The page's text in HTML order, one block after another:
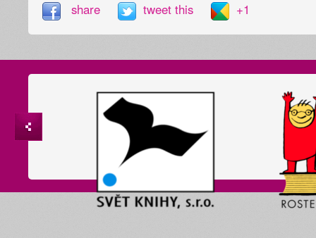
share tweet this +1